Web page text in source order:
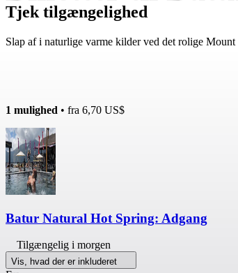
Slap af i naturlige varme kilder ved det rolige
Tjek tilgængelighed
1 mulighed • fra 6,70 US$
Batur Natural Hot Spring: Adgang
Tilgængelig i morgen
Vis, hvad der er inkluderet